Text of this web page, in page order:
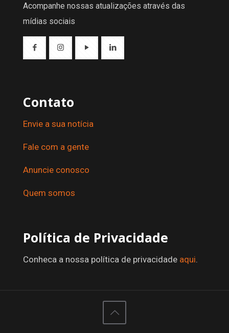
Acompanhe nossas atualizações através das
mídias sociais
Contato
Envie a sua notícia
Fale com a gente
Anuncie conosco
Quem somos
Política de Privacidade
Conheca a nossa política de privacidade aqui.